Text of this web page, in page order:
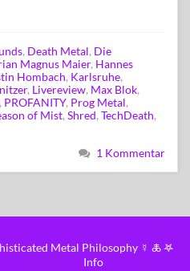
, Death Metal, Die
Magnus Maier, Hannes
Hombach, Karlsruhe,
, Livereview, Max Blok,
, PROFANITY, Prog Metal,
of Mist, Shred, TechDeath,
1 Kommentar
Metal Philosophy ☿ 🜏 𖤐
Info